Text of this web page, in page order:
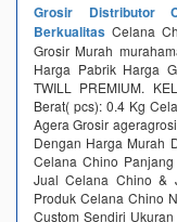
Grosir Distributor
Berkualitas Celana
Grosir Murah
Harga Pabrik Harga
TWILL PREMIUM.
Berat( pcs)‎: ‎0.4 Kg
Agera Grosir
Dengan Harga Murah
Celana Chino
Jual Celana Chino &
Produk Celana Chino
Custom Sendiri